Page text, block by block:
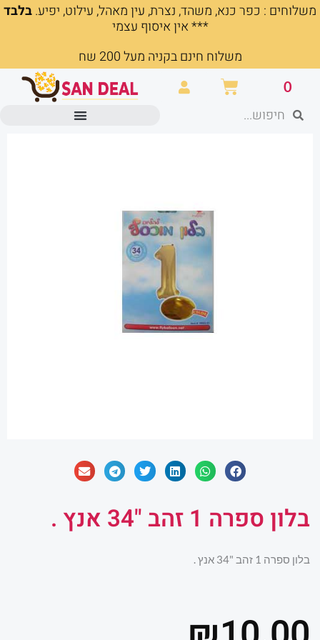
דילוג
משלוחים : כפר כנא, משהד, נצרת, עין מאהל, עילוט, יפיע.בלבד
*** אין איסוף עצמי
משלוח חינם בקניה מעל 200 שח
0 עגלת
קניות חיפושחיפוש
בלון ספרה 1 זהב "34 אנץ .
בלון ספרה 1 זהב "34 אנץ .